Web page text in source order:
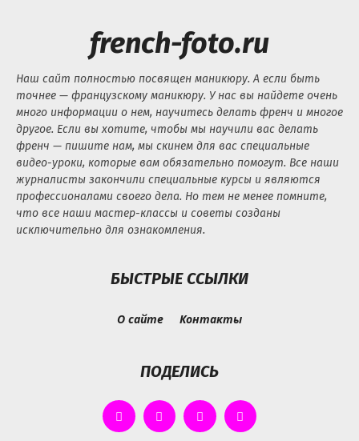
french-foto.ru
Наш сайт полностью посвящен маникюру. А если быть
точнее — французскому маникюру. У нас вы найдете очень
много информации о нем, научитесь делать френч и многое
другое. Если вы хотите, чтобы мы научили вас делать
френч — пишите нам, мы скинем для вас специальные
видео-уроки, которые вам обязательно помогут. Все наши
журналисты закончили специальные курсы и являются
профессионалами своего дела. Но тем не менее помните,
что все наши мастер-классы и советы созданы
исключительно для ознакомления.
БЫСТРЫЕ ССЫЛКИ
О сайте Контакты
ПОДЕЛИСЬ